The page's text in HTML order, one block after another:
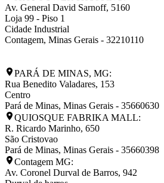
Av. General David Sarnoff, 5160
Loja 99 - Piso 1
Cidade Industrial
Contagem, Minas Gerais - 32210110
PARÁ DE MINAS, MG:
Rua Benedito Valadares, 153
Centro
Pará de Minas, Minas Gerais - 35660630
QUIOSQUE FABRIKA MALL:
R. Ricardo Marinho, 650
São Cristovao
Pará de Minas, Minas Gerais - 35660398
Contagem MG:
Av. Coronel Durval de Barros, 942